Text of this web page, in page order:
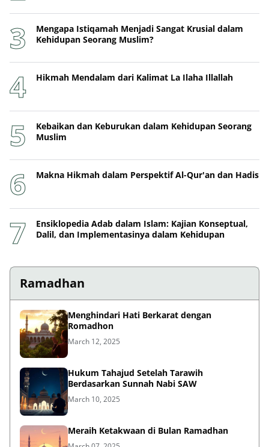
Mengapa Istiqamah Menjadi Sangat Krusial dalam
Kehidupan Seorang Muslim?
Hikmah Mendalam dari Kalimat La Ilaha Illallah
Kebaikan dan Keburukan dalam Kehidupan Seorang
Muslim
Makna Hikmah dalam Perspektif Al-Qur'an dan Hadis
Ensiklopedia Adab dalam Islam: Kajian Konseptual,
Dalil, dan Implementasinya dalam Kehidupan
Ramadhan
Menghindari Hati Berkarat dengan
Romadhon
March 12, 2025
Hukum Tahajud Setelah Tarawih
Berdasarkan Sunnah Nabi SAW
March 10, 2025
Meraih Ketakwaan di Bulan Ramadhan